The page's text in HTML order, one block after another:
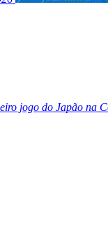
jogo do Japão na